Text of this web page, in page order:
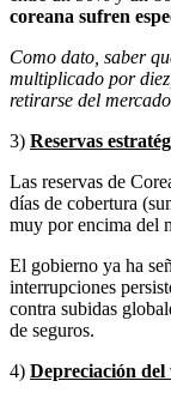
coreana sufren
Como dato, saber
multiplicado por
retirarse del
3) Reservas
Las reservas de
días de cobertura
muy por encima del
El gobierno ya ha
interrupciones
contra subidas
de seguros.
4) Depreciación del